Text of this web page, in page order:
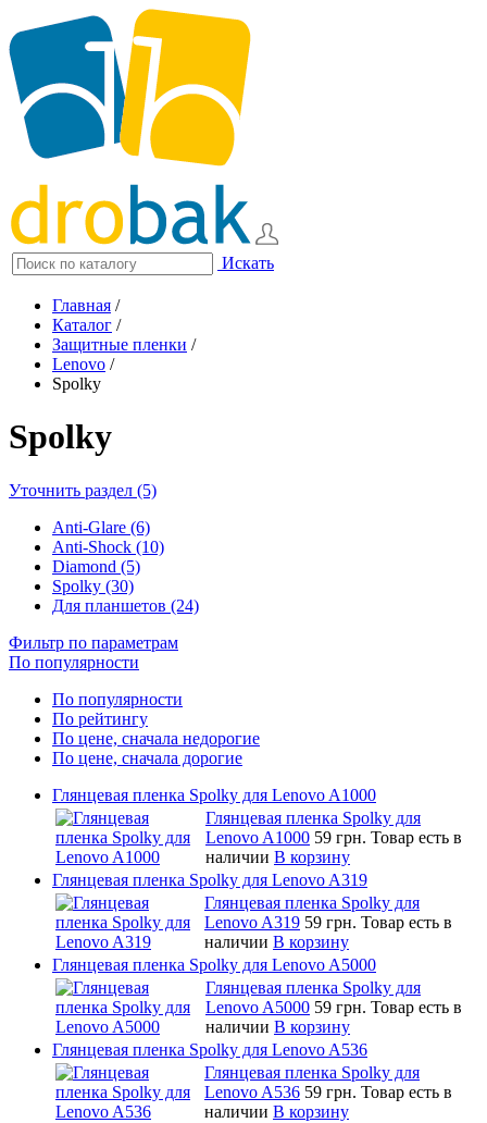
Искать
Главная /
Каталог /
Защитные пленки /
Lenovo /
Spolky
Spolky
Уточнить раздел (5)
Anti-Glare (6)
Anti-Shock (10)
Diamond (5)
Spolky (30)
Для планшетов (24)
Фильтр по параметрам
По популярности
По популярности
По рейтингу
По цене, сначала недорогие
По цене, сначала дорогие
Глянцевая пленка Spolky для Lenovo A1000
Глянцевая пленка Spolky для
Lenovo A1000 59 грн. Товар есть в
наличии В корзину
Глянцевая пленка Spolky для Lenovo A319
Глянцевая пленка Spolky для
Lenovo A319 59 грн. Товар есть в
наличии В корзину
Глянцевая пленка Spolky для Lenovo A5000
Глянцевая пленка Spolky для
Lenovo A5000 59 грн. Товар есть в
наличии В корзину
Глянцевая пленка Spolky для Lenovo A536
Глянцевая пленка Spolky для
Lenovo A536 59 грн. Товар есть в
наличии В корзину